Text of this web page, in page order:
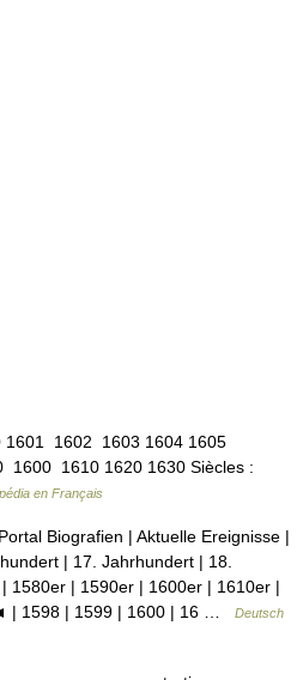
1601 1602 1603 1604 1605
1600 1610 1620 1630 Siècles :
en Français
Biografien | Aktuelle Ereignisse |
| 17. Jahrhundert | 18.
| 1590er | 1600er | 1610er |
1598 | 1599 | 1600 | 16 …
Deutsch